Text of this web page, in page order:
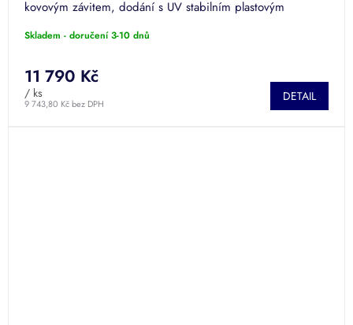
kovovým závitem, dodání s UV stabilním plastovým
Skladem - doručení 3-10 dnů
9 743,80 Kč bez DPH
11 790 Kč
/ ks DETAIL